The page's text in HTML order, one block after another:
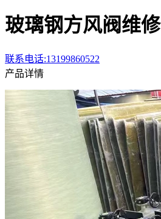
玻璃钢方风阀维修
联系电话:13199860522
产品详情